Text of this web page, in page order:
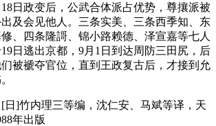
日政变后，公武合体派占优势，尊攘派被
及会见他人。三条实美、三条西季知、东
、四条隆謌、锦小路赖德、泽宣嘉等七人
日逃出京都，9月1日到达周防三田尻，后
被褫夺官位，直到王政复古后，才接到允
[日]竹内理三等编，沈仁安、马斌等译，天
年出版